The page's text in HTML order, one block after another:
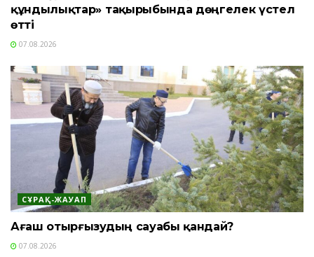
құндылықтар» тақырыбында дөңгелек үстел
өтті
07.08.2026
СҰРАҚ-ЖАУАП
Ағаш отырғызудың сауабы қандай?
07.08.2026